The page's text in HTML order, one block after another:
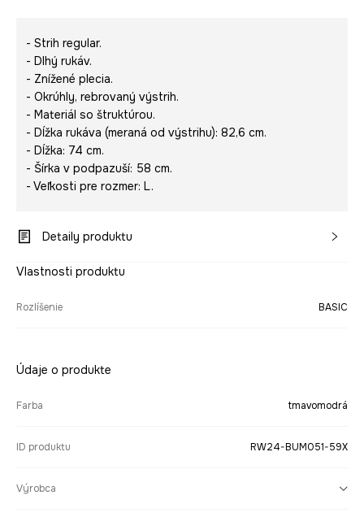
- Strih regular.
- Dlhý rukáv.
- Znížené plecia.
- Okrúhly, rebrovaný výstrih.
- Materiál so štruktúrou.
- Dĺžka rukáva (meraná od výstrihu): 82,6 cm.
- Dĺžka: 74 cm.
- Šírka v podpazuší: 58 cm.
- Veľkosti pre rozmer: L.
Detaily produktu
Vlastnosti produktu
Rozlíšenie BASIC
Údaje o produkte
Farba tmavomodrá
ID produktu RW24-BUM051-59X
Výrobca